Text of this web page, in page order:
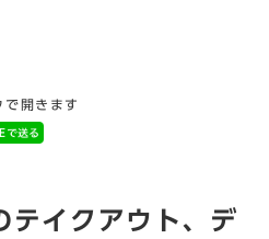
開きます
テイクアウト、デ